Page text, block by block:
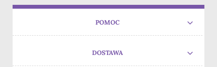
POMOC
DOSTAWA